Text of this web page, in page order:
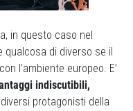
in questo caso nel
qualcosa di diverso se il
l’ambiente europeo. E’
indiscutibili,
protagonisti della